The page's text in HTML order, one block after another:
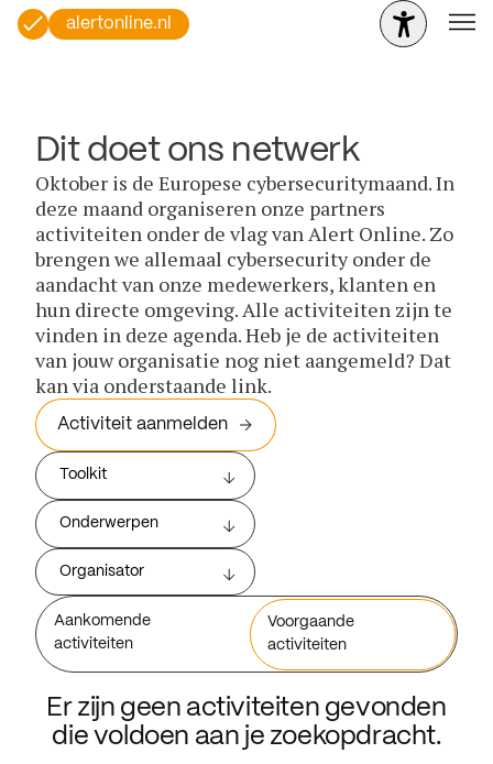
alertonline.nl
Dit doet ons netwerk
Oktober is de Europese cybersecuritymaand. In
deze maand organiseren onze partners
activiteiten onder de vlag van Alert Online. Zo
brengen we allemaal cybersecurity onder de
aandacht van onze medewerkers, klanten en
hun directe omgeving. Alle activiteiten zijn te
vinden in deze agenda. Heb je de activiteiten
van jouw organisatie nog niet aangemeld? Dat
kan via onderstaande link.
Activiteit aanmelden
Toolkit
Onderwerpen
Organisator
Aankomende
activiteiten
Voorgaande
activiteiten
Er zijn geen activiteiten gevonden
die voldoen aan je zoekopdracht.